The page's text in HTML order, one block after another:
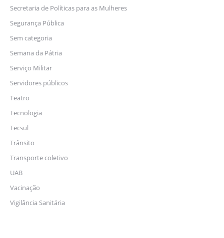
Secretaria de Políticas para as Mulheres
Segurança Pública
Sem categoria
Semana da Pátria
Serviço Militar
Servidores públicos
Teatro
Tecnologia
Tecsul
Trânsito
Transporte coletivo
UAB
Vacinação
Vigilância Sanitária